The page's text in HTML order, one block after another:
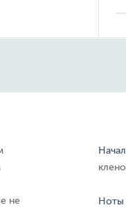
не
Ноты